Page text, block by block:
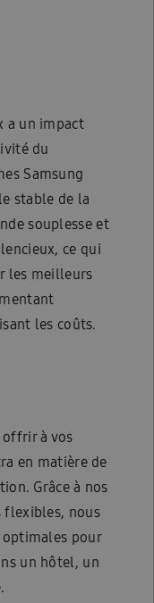
a un impact
du
Samsung
stable de la
souplesse et
ce qui
les meilleurs
les coûts.
à vos
en matière de
Grâce à nos
flexibles, nous
pour
un hôtel, un